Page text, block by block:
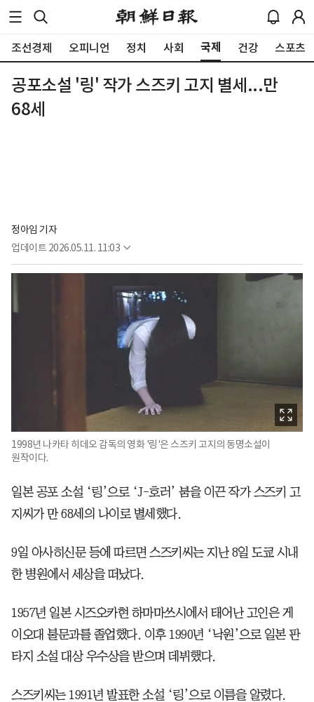
조선경제 오피니언 정치 사회 국제 건강 스포츠
공포소설 '링' 작가 스즈키 고지 별세...만
68세
정아임 기자
업데이트 2026.05.11. 11:03
1998년 나카타 히데오 감독의 영화 '링'은 스즈키 고지의 동명소설이
원작이다.
일본 공포 소설 ‘링’으로 ‘J-호러’ 붐을 이끈 작가 스즈키 고
지씨가 만 68세의 나이로 별세했다.
9일 아사히신문 등에 따르면 스즈키씨는 지난 8일 도쿄 시내
한 병원에서 세상을 떠났다.
1957년 일본 시즈오카현 하마마쓰시에서 태어난 고인은 게
이오대 불문과를 졸업했다. 이후 1990년 ‘낙원’으로 일본 판
타지 소설 대상 우수상을 받으며 데뷔했다.
스즈키씨는 1991년 발표한 소설 ‘링’으로 이름을 알렸다.